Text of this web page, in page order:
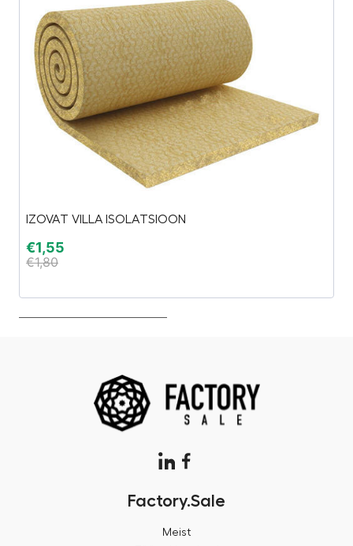
IZOVAT VILLA ISOLATSIOON
€1,55
€1,80
Factory.Sale
Meist